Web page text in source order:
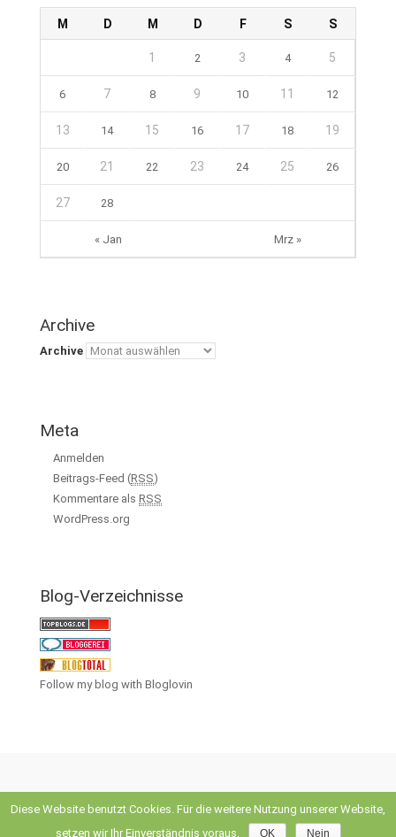
M D M D F S S
« Jan Mrz »
1 2 3 4 5
6 7 8 9 10 11 12
13 14 15 16 17 18 19
20 21 22 23 24 25 26
27 28
Archive
Archive
Meta
Anmelden
Beitrags-Feed (RSS)
Kommentare als RSS
WordPress.org
Blog-Verzeichnisse
Follow my blog with Bloglovin
theme by Theme4Press • Powered byWordPress
Diese Website benutzt Cookies. Für die weitere Nutzung unserer Website,
setzen wir Ihr Einverständnis voraus.
OK Nein